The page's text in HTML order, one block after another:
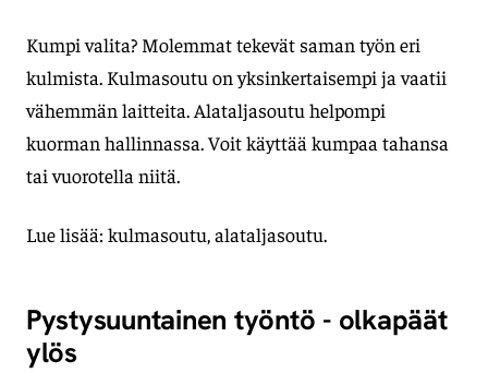
Kumpi valita? Molemmat tekevät saman työn eri
kulmista. Kulmasoutu on yksinkertaisempi ja vaatii
vähemmän laitteita. Alataljasoutu helpompi
kuorman hallinnassa. Voit käyttää kumpaa tahansa
tai vuorotella niitä.
Lue lisää: kulmasoutu, alataljasoutu.
Pystysuuntainen työntö - olkapäät
ylös